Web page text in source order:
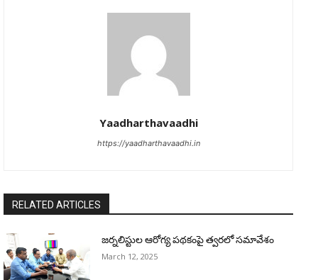
Yaadharthavaadhi
https://yaadharthavaadhi.in
RELATED ARTICLES
జర్నలిస్టుల ఆరోగ్య పథకంపై త్వరలో సమావేశం
March 12, 2025